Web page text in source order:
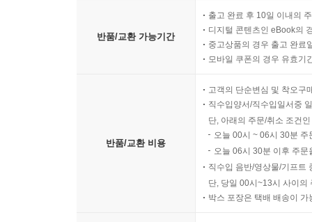
반품/교환 가능기간
출고 완료 후 10일 이내의
디지털 콘텐츠인 eBook의
중고상품의 경우 출고 완료
모바일 쿠폰의 경우 유효기
반품/교환 비용
고객의 단순변심 및 착오구
직수입양서/직수입일서중
단, 아래의 주문/취소 조건
오늘 00시 ~ 06시 30분
오늘 06시 30분 이후 주
직수입 음반/영상물/기프트
단, 당일 00시~13시 사이의
박스 포장은 택배 배송이